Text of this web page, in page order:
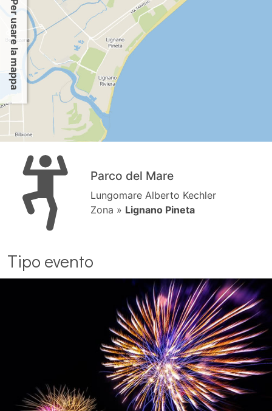
Per usare la mappa
Parco del Mare
Lungomare Alberto Kechler
Zona » Lignano Pineta
Tipo evento